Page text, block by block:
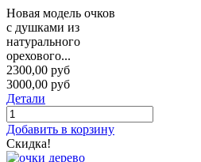
Новая модель очков
с душками из
натурального
орехового...
2300,00 руб
3000,00 руб
Детали
Добавить в корзину
Скидка!